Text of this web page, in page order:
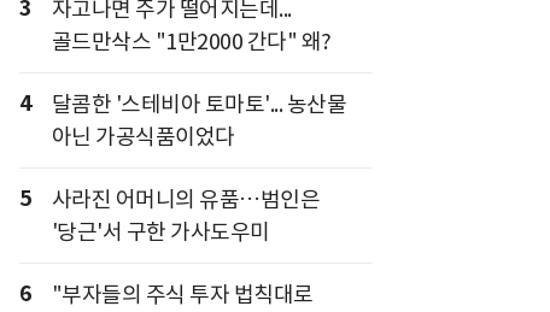
3
자고나면 주가 떨어지는데...
골드만삭스 "1만2000 간다" 왜?
4
달콤한 '스테비아 토마토'... 농산물
아닌 가공식품이었다
5
사라진 어머니의 유품…범인은
'당근'서 구한 가사도우미
6
"부자들의 주식 투자 법칙대로